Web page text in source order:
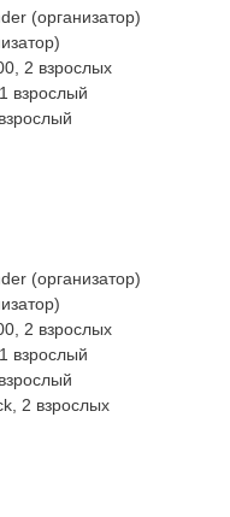
(организатор)
2 взрослых
взрослый
(организатор)
2 взрослых
взрослый
2 взрослых